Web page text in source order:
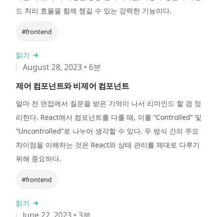
드 처리 효율을 함께 챙길 수 있는 강력한 기능이다.
#frontend
읽기
August 28, 2023 • 6분
제어 컴포넌트와 비제어 컴포넌트
얼마 전 면접에서 질문을 받은 기억이 나서 리마인드 할 겸 정
리한다. React에서 컴포넌트를 다룰 때, 이를 “Controlled” 및
“Uncontrolled”로 나누어 생각할 수 있다. 두 방식 간의 주요
차이점을 이해하는 것은 React와 상태 관리를 제대로 다루기
위해 중요하다.
#frontend
읽기